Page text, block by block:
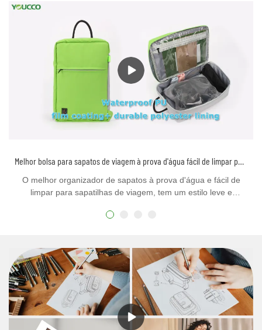
O melhor organizador de sapatos à prova d'água e fácil de
limpar para sapatilhas de viagem, tem um estilo leve e
ombro ou bolsa tiracolo com uma variedade de opções de
leve com alça embutida. A Youcco ainda tem outras bolsas
acadêmicas para calçados. Você está convidado a visitar
nosso site www.youcco.com para mais detalhes.